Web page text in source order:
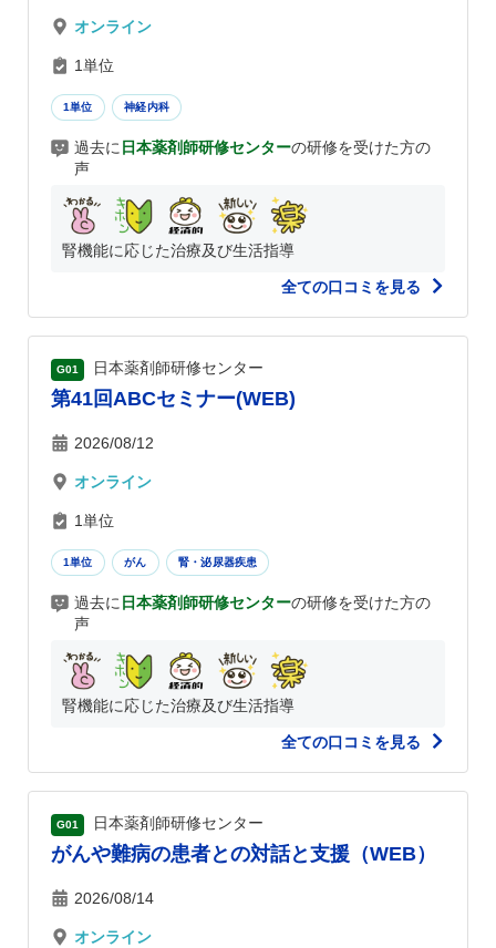
オンライン
1単位
1単位 神経内科
過去に 日本薬剤師研修センターの研修を受けた方の
声
腎機能に応じた治療及び生活指導
全ての口コミを見る
G01 日本薬剤師研修センター
第41回ABCセミナー(WEB)
2026/08/12
オンライン
1単位
1単位 がん 腎・泌尿器疾患
過去に 日本薬剤師研修センターの研修を受けた方の
声
腎機能に応じた治療及び生活指導
全ての口コミを見る
G01 日本薬剤師研修センター
がんや難病の患者との対話と支援（WEB）
2026/08/14
オンライン